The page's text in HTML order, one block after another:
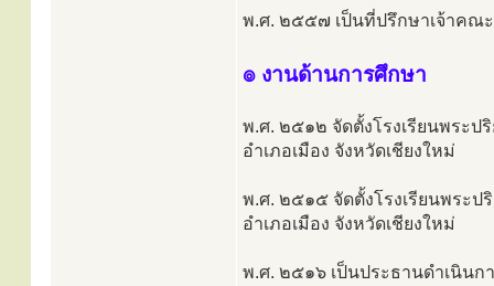
พ.ศ. ๒๕๕๗ เป็นที่ปรึกษาเจ้าคณ
๏ งานด้านการศึกษา
พ.ศ. ๒๕๑๒ จัดตั้งโรงเรียนพระ
อำเภอเมือง จังหวัดเชียงใหม่
พ.ศ. ๒๕๑๕ จัดตั้งโรงเรียนพระ
อำเภอเมือง จังหวัดเชียงใหม่
พ.ศ. ๒๕๑๖ เป็นประธานดำเนิน